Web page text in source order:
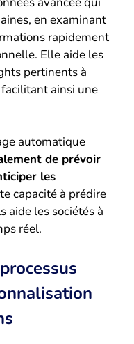
en examinant
rapidement
Elle aide les
pertinents à
ainsi une
automatique
de prévoir
les
capacité à prédire
aide les sociétés à
réel.